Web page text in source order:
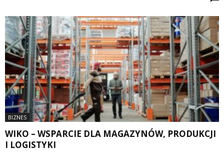
BIZNES
WIKO – WSPARCIE DLA MAGAZYNÓW, PRODUKCJI
I LOGISTYKI